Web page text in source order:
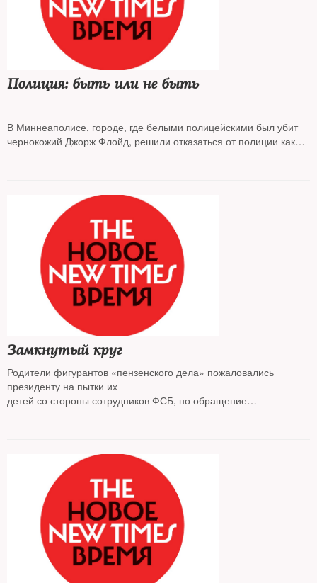
Полиция: быть или не быть
В Миннеаполисе, городе, где белыми полицейскими был убит
чернокожий Джорж Флойд, решили отказаться от полиции как
Замкнутый круг
Родители фигурантов «пензенского дела» пожаловались
президенту на пытки их
детей со стороны сотрудников ФСБ, но обращение